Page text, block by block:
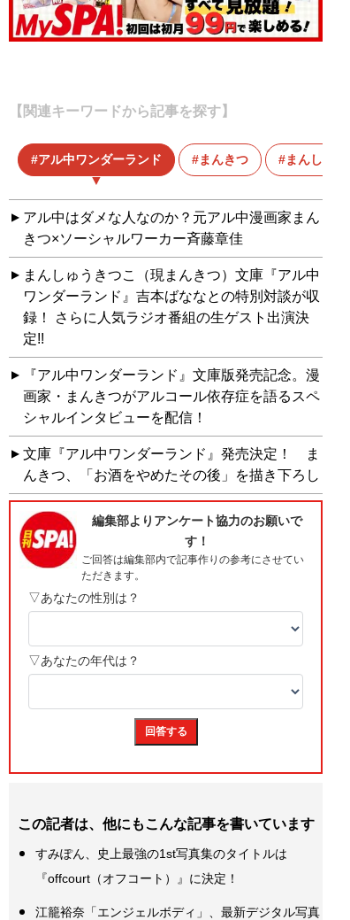
【関連キーワードから記事を探す】
アル中ワンダーランド まんきつ まんしゅう
アル中はダメな人なのか？元アル中漫画家まん
きつ×ソーシャルワーカー斉藤章佳
まんしゅうきつこ（現まんきつ）文庫『アル中
ワンダーランド』吉本ばななとの特別対談が収
録！ さらに人気ラジオ番組の生ゲスト出演決
定!!
『アル中ワンダーランド』文庫版発売記念。漫
画家・まんきつがアルコール依存症を語るスペ
シャルインタビューを配信！
文庫『アル中ワンダーランド』発売決定！ ま
んきつ、「お酒をやめたその後」を描き下ろし
この記者は、他にもこんな記事を書いています
すみぽん、史上最強の1st写真集のタイトルは
『offcourt（オフコート）』に決定！
江籠裕奈「エンジェルボディ」、最新デジタル写真